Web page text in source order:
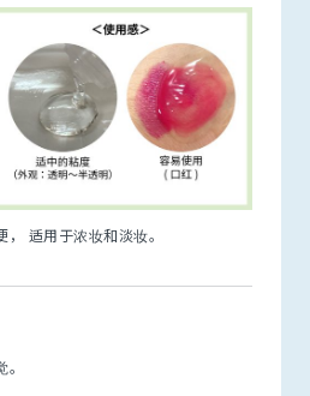
适用于浓妆和淡妆。